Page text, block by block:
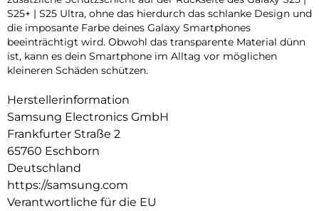
S25+ | S25 Ultra, ohne das hierdurch das schlanke Design und
die imposante Farbe deines Galaxy Smartphones
beeinträchtigt wird. Obwohl das transparente Material dünn
ist, kann es dein Smartphone im Alltag vor möglichen
kleineren Schäden schützen.
Herstellerinformation
Samsung Electronics GmbH
Frankfurter Straße 2
65760 Eschborn
Deutschland
https://samsung.com
Verantwortliche für die EU